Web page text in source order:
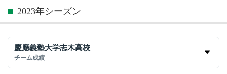
2023年シーズン
慶應義塾大学志木高校
チーム成績